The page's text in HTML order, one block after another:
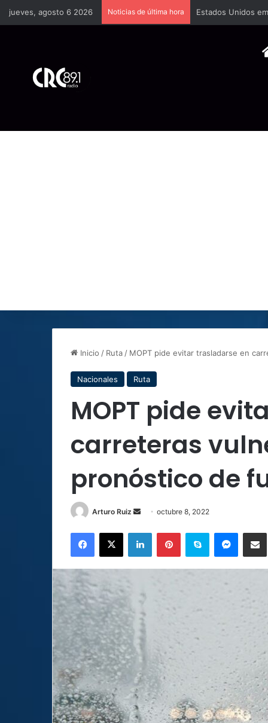
jueves, agosto 6 2026 Noticias de última hora
Inicio / Ruta / MOPT pide evitar trasladarse en
Nacionales Ruta
MOPT pide
carreteras
pronóstico de
Arturo Ruiz
Sendoctubre 8, 2022
Facebook
X LinkedInPinterestSkype